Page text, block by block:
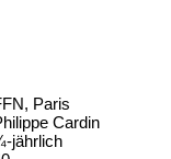
Paris
Cardin
jährlich